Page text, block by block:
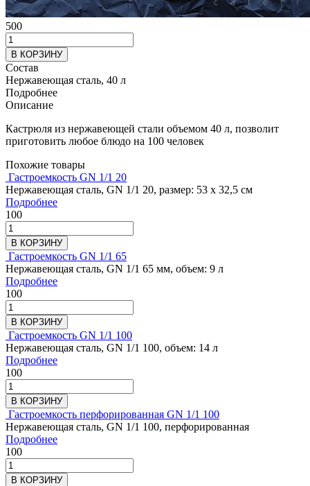
500
В КОРЗИНУ
Состав
Нержавеющая сталь, 40 л
Подробнее
Описание
Кастрюля из нержавеющей стали объемом 40 л, позволит
приготовить любое блюдо на 100 человек
Похожие товары
Гастроемкость GN 1/1 20
Нержавеющая сталь, GN 1/1 20, размер: 53 х 32,5 см
Подробнее
100
В КОРЗИНУ
Гастроемкость GN 1/1 65
Нержавеющая сталь, GN 1/1 65 мм, объем: 9 л
Подробнее
100
В КОРЗИНУ
Гастроемкость GN 1/1 100
Нержавеющая сталь, GN 1/1 100, объем: 14 л
Подробнее
100
В КОРЗИНУ
Гастроемкость перфорированная GN 1/1 100
Нержавеющая сталь, GN 1/1 100, перфорированная
Подробнее
100
В КОРЗИНУ